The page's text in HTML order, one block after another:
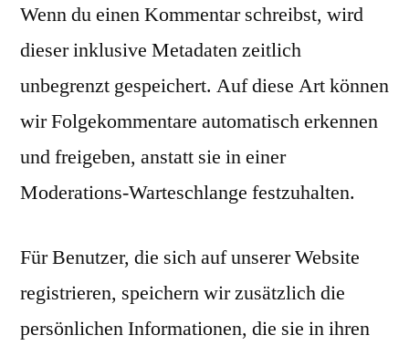
Wenn du einen Kommentar schreibst, wird
dieser inklusive Metadaten zeitlich
unbegrenzt gespeichert. Auf diese Art können
wir Folgekommentare automatisch erkennen
und freigeben, anstatt sie in einer
Moderations-Warteschlange festzuhalten.
Für Benutzer, die sich auf unserer Website
registrieren, speichern wir zusätzlich die
persönlichen Informationen, die sie in ihren